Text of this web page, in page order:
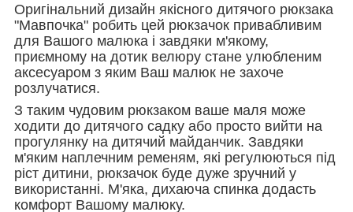
Оригінальний дизайн якісного дитячого рюкзака
"Мавпочка" робить цей рюкзачок привабливим
для Вашого малюка і завдяки м'якому,
приємному на дотик велюру стане улюбленим
аксесуаром з яким Ваш малюк не захоче
розлучатися.
З таким чудовим рюкзаком ваше маля може
ходити до дитячого садку або просто вийти на
прогулянку на дитячий майданчик. Завдяки
м'яким наплечним ременям, які регулюються під
ріст дитини, рюкзачок буде дуже зручний у
використанні. М'яка, дихаюча спинка додасть
комфорт Вашому малюку.